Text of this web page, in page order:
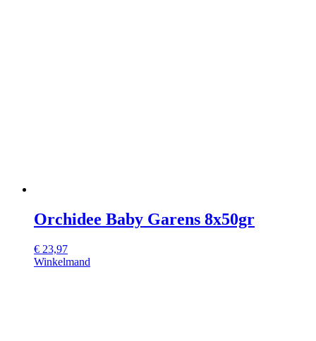
Orchidee Baby Garens 8x50gr
€ 23,97
Winkelmand